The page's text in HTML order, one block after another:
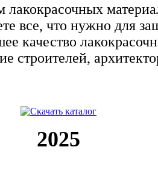
все, что нужно для
качество
строителей,
2025